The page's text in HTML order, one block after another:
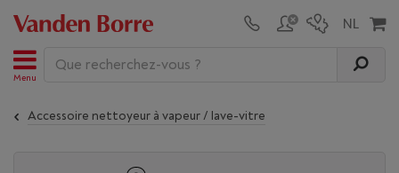
Menu
Accessoire nettoyeur à vapeur / lave-vitre